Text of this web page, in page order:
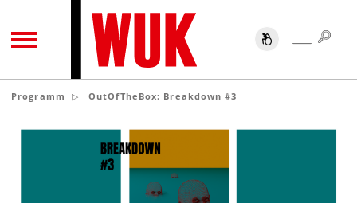
TOGGLE NAVIGATION SUCHE
Programm OutOfTheBox: Breakdown #3